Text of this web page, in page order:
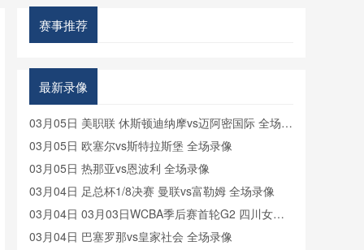
赛事推荐
最新录像
03月05日 美职联 休斯顿迪纳摩vs迈阿密国际 全场录
像
03月05日 欧塞尔vs斯特拉斯堡 全场录像
03月05日 热那亚vs恩波利 全场录像
03月04日 足总杯1/8决赛 曼联vs富勒姆 全场录像
03月04日 03月03日WCBA季后赛首轮G2 四川女篮 -
黑龙江女篮 全场录像
03月04日 巴塞罗那vs皇家社会 全场录像